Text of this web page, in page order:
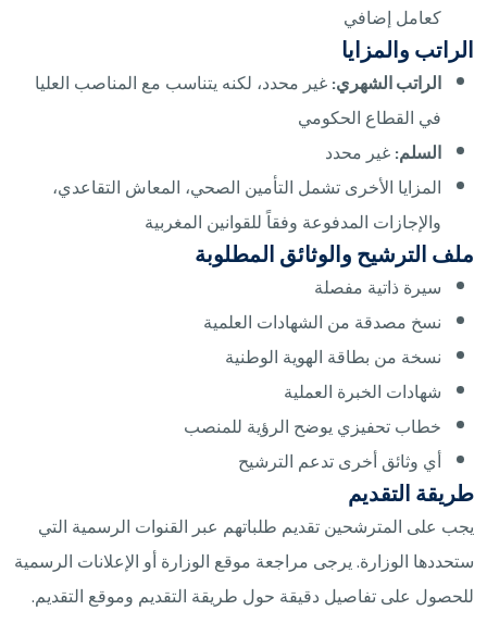
كعامل إضافي
الراتب والمزايا
الراتب الشهري:غير محدد، لكنه يتناسب مع المناصب العليا
في القطاع الحكومي
السلم:غير محدد
المزايا الأخرى تشمل التأمين الصحي، المعاش التقاعدي،
والإجازات المدفوعة وفقاً للقوانين المغربية
ملف الترشيح والوثائق المطلوبة
سيرة ذاتية مفصلة
نسخ مصدقة من الشهادات العلمية
نسخة من بطاقة الهوية الوطنية
شهادات الخبرة العملية
خطاب تحفيزي يوضح الرؤية للمنصب
أي وثائق أخرى تدعم الترشيح
طريقة التقديم
يجب على المترشحين تقديم طلباتهم عبر القنوات الرسمية التي
ستحددها الوزارة. يرجى مراجعة موقع الوزارة أو الإعلانات الرسمية
للحصول على تفاصيل دقيقة حول طريقة التقديم وموقع التقديم.